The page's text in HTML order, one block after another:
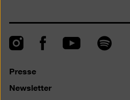
InstagramFacebookYouTube Spotify
Presse
Newsletter